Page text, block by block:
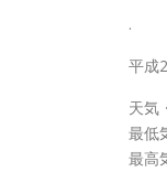
.
平成
天気
最低
最高